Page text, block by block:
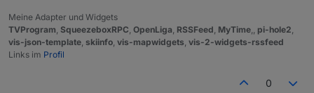
Meine Adapter und Widgets
TVProgram, SqueezeboxRPC, OpenLiga, RSSFeed, MyTime,, pi-hole2,
vis-json-template, skiinfo, vis-mapwidgets, vis-2-widgets-rssfeed
Links im Profil
0